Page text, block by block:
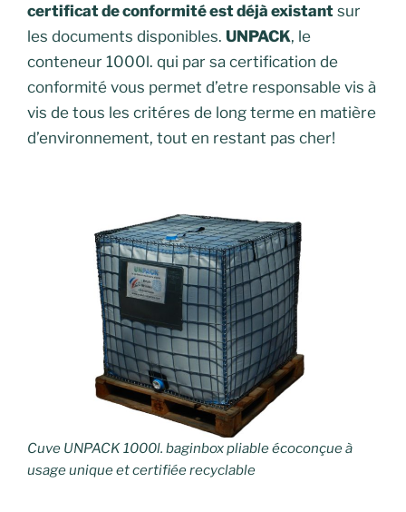
certificat de conformité est déjà existant sur
les documents disponibles. UNPACK, le
conteneur 1000l. qui par sa certification de
conformité vous permet d’etre responsable vis à
vis de tous les critéres de long terme en matière
d’environnement, tout en restant pas cher!
Cuve UNPACK 1000l. baginbox pliable écoconçue à
usage unique et certifiée recyclable